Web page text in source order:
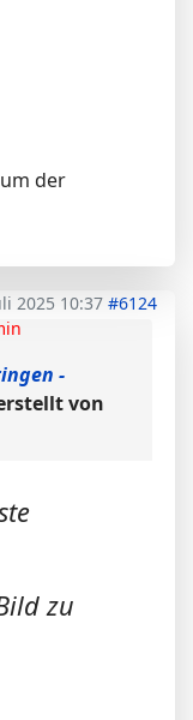
um der
2025 10:37 #6124
-
von
zu